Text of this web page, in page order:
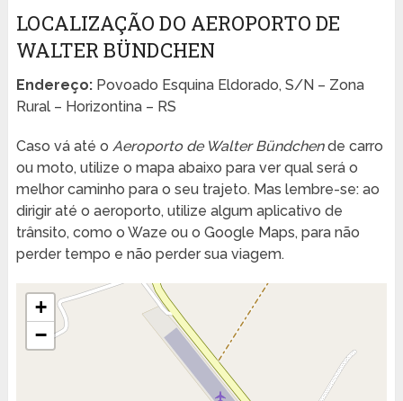
LOCALIZAÇÃO DO AEROPORTO DE
WALTER BÜNDCHEN
Endereço:Povoado Esquina Eldorado, S/N – Zona
Rural – Horizontina – RS
Caso vá até o Aeroporto de Walter Bündchende carro
ou moto, utilize o mapa abaixo para ver qual será o
melhor caminho para o seu trajeto. Mas lembre-se: ao
dirigir até o aeroporto, utilize algum aplicativo de
trânsito, como o Waze ou o Google Maps, para não
perder tempo e não perder sua viagem.
+
−